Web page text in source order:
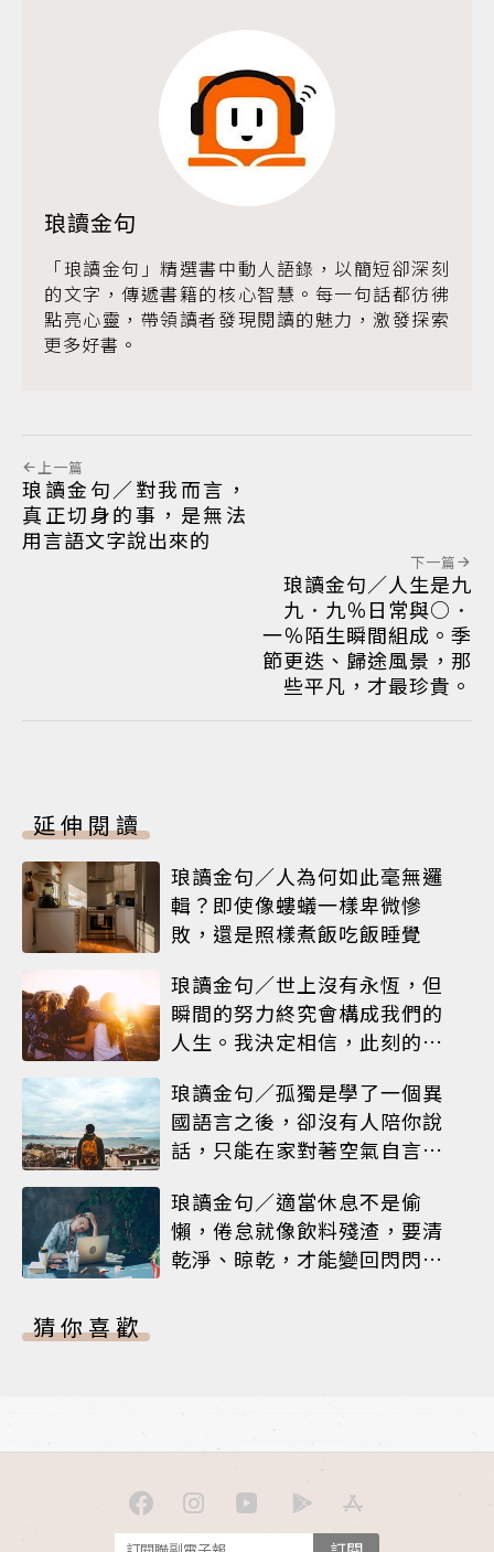
琅讀金句
「琅讀金句」精選書中動人語錄，以簡短卻深刻
的文字，傳遞書籍的核心智慧。每一句話都彷彿
點亮心靈，帶領讀者發現閱讀的魅力，激發探索
更多好書。
上一篇
琅讀金句／對我而言，
真正切身的事，是無法
用言語文字說出來的
下一篇
琅讀金句／人生是九
九．九％日常與○．
一％陌生瞬間組成。季
節更迭、歸途風景，那
些平凡，才最珍貴。
延伸閱讀
琅讀金句／人為何如此毫無邏
輯？即使像螻蟻一樣卑微慘
敗，還是照樣煮飯吃飯睡覺
琅讀金句／世上沒有永恆，但
瞬間的努力終究會構成我們的
人生。我決定相信，此刻的閃
琅讀金句／孤獨是學了一個異
國語言之後，卻沒有人陪你說
話，只能在家對著空氣自言自
琅讀金句／適當休息不是偷
懶，倦怠就像飲料殘渣，要清
乾淨、晾乾，才能變回閃閃發
猜你喜歡